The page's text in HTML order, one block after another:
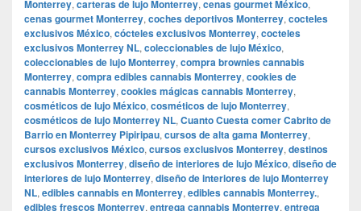
Monterrey, carteras de lujo Monterrey, cenas gourmet México,
cenas gourmet Monterrey, coches deportivos Monterrey, cocteles
exclusivos México, cócteles exclusivos Monterrey, cocteles
exclusivos Monterrey NL, coleccionables de lujo México,
coleccionables de lujo Monterrey, compra brownies cannabis
Monterrey, compra edibles cannabis Monterrey, cookies de
cannabis Monterrey, cookies mágicas cannabis Monterrey,
cosméticos de lujo México, cosméticos de lujo Monterrey,
cosméticos de lujo Monterrey NL, Cuanto Cuesta comer Cabrito de
Barrio en Monterrey Pipiripau, cursos de alta gama Monterrey,
cursos exclusivos México, cursos exclusivos Monterrey, destinos
exclusivos Monterrey, diseño de interiores de lujo México, diseño de
interiores de lujo Monterrey, diseño de interiores de lujo Monterrey
NL, edibles cannabis en Monterrey, edibles cannabis Monterrey.,
edibles frescos Monterrey, entrega cannabis Monterrey, entrega